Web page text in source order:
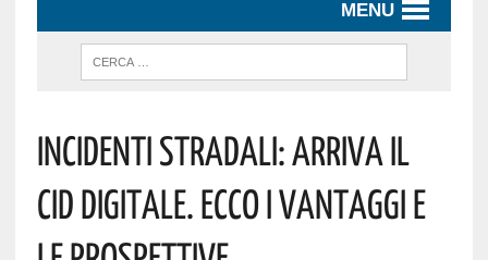
MENU
Incidenti Stradali: Arriva Il
Cid Digitale. Ecco I Vantaggi E